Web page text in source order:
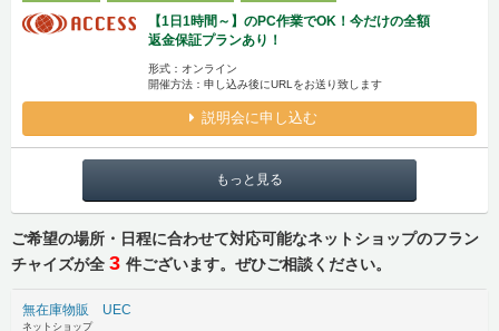
【1日1時間～】のPC作業でOK！今だけの全額
返金保証プランあり！
形式：オンライン
開催方法：申し込み後にURLをお送り致します
説明会に申し込む
もっと見る
ご希望の場所・日程に合わせて対応可能なネットショップのフラン
チャイズが全 3 件ございます。ぜひご相談ください。
無在庫物販 UEC
ネットショップ